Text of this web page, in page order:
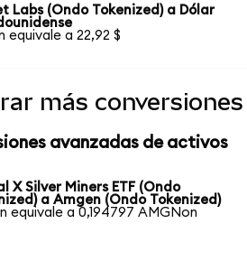
Labs (Ondo Tokenized) a Dólar
equivale a 22,92 $
más conversiones
avanzadas de activos
X Silver Miners ETF (Ondo
a Amgen (Ondo Tokenized)
equivale a 0,194797 AMGNon